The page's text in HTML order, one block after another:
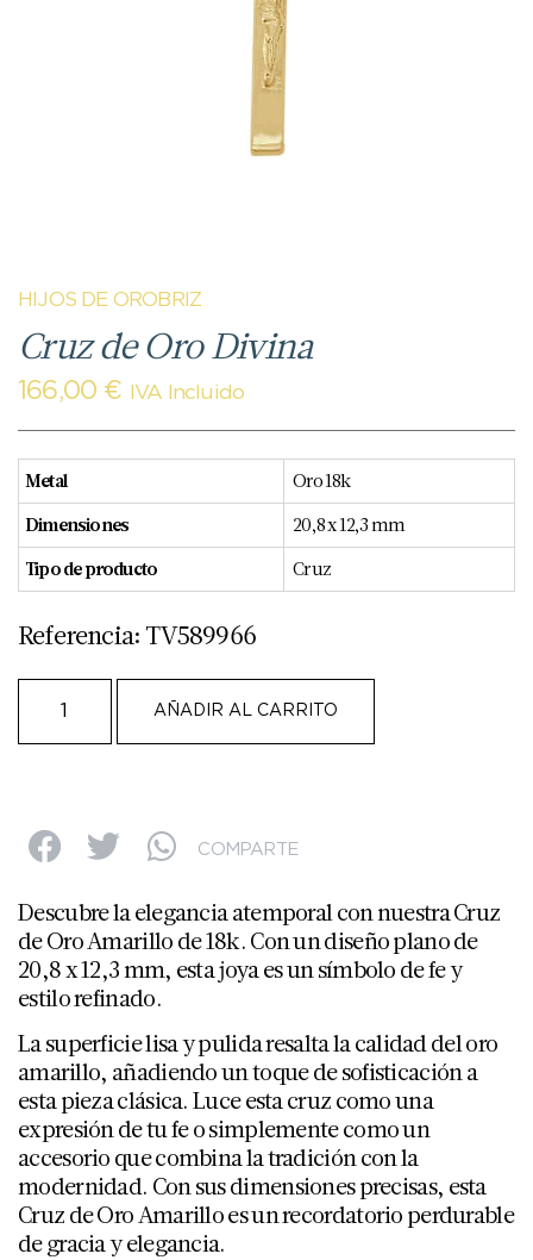
HIJOS DE OROBRIZ
Cruz de Oro Divina
166,00 € IVA Incluido
Metal
Oro 18k
Dimensiones
20,8 x 12,3 mm
Tipo de producto
Cruz
Referencia: TV589966
AÑADIR AL CARRITO
COMPARTE
Descubre la elegancia atemporal con nuestra Cruz
de Oro Amarillo de 18k. Con un diseño plano de
20,8 x 12,3 mm, esta joya es un símbolo de fe y
estilo refinado.
La superficie lisa y pulida resalta la calidad del oro
amarillo, añadiendo un toque de sofisticación a
esta pieza clásica. Luce esta cruz como una
expresión de tu fe o simplemente como un
accesorio que combina la tradición con la
modernidad. Con sus dimensiones precisas, esta
Cruz de Oro Amarillo es un recordatorio perdurable
de gracia y elegancia.